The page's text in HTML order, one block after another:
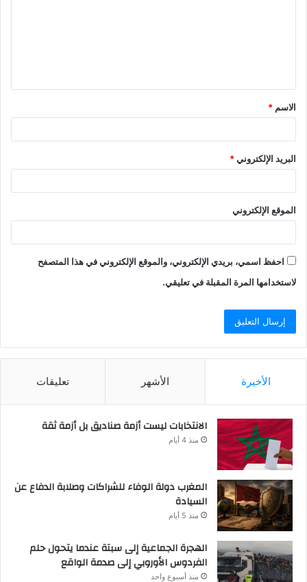
الاسم *
البريد الإلكتروني*
الموقع الإلكتروني
احفظ اسمي، بريدي الإلكتروني، والموقع الإلكتروني في هذا المتصفح
لاستخدامها المرة المقبلة في تعليقي.
الأخيرة الأشهر تعليقات
الانتخابات ليست أزمة صناديق بل أزمة ثقة
منذ 4 أيام
المغرب دولة الوفاء للشراكات وصلابة الدفاع عن
السيادة
منذ 5 أيام
الهجرة الجماعية إلى سبتة عندما يتحول حلم
الفردوس الأوروبي إلى صدمة الواقع
منذ أسبوع واحد